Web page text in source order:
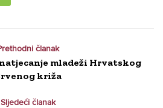
članak
mladeži Hrvatskog
križa
Sljedeći članak